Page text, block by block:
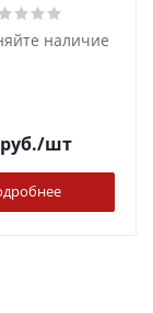
наличие
/шт